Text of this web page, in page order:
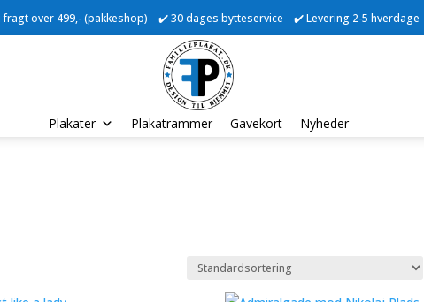
fragt over 499,- (pakkeshop) ✔️ 30 dages bytteservice ✔️ Levering 2-5 hverdage
Plakater Plakatrammer Gavekort Nyheder